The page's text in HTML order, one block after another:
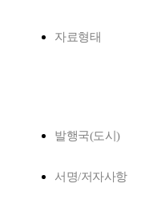
자료형태
발행국(도시)
서명/저자사항